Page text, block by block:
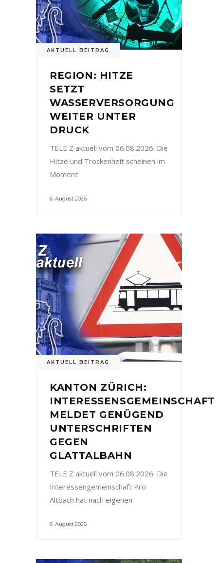
AKTUELL BEITRAG
REGION: HITZE
SETZT
WASSERVERSORGUNG
WEITER UNTER
DRUCK
TELE Z aktuell vom 06.08.2026: Die
Hitze und Trockenheit scheinen im
Moment
6. August 2026
AKTUELL BEITRAG
KANTON ZÜRICH:
INTERESSENSGEMEINSCHAFT
MELDET GENÜGEND
UNTERSCHRIFTEN
GEGEN
GLATTALBAHN
TELE Z aktuell vom 06.08.2026: Die
Interessengemeinschaft Pro
Altbach hat nach eigenen
6. August 2026